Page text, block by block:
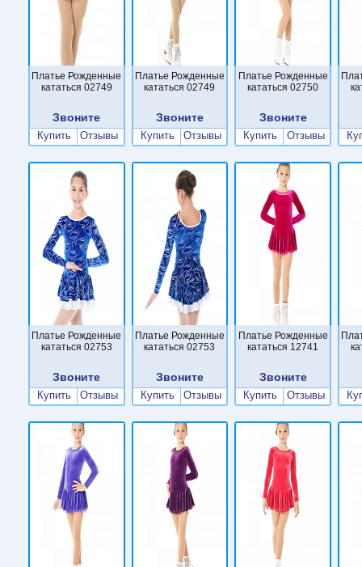
Платье Рожденные
кататься 02749
Звоните
Купить Отзывы
Платье Рожденные
кататься 02749
Звоните
Купить Отзывы
Платье Рожденные
кататься 02750
Звоните
Купить Отзывы
Платье Рожденные
кататься 02753
Звоните
Купить Отзывы
Платье Рожденные
кататься 02753
Звоните
Купить Отзывы
Платье Рожденные
кататься 12741
Звоните
Купить Отзывы